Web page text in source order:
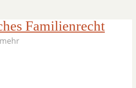
Familienrecht